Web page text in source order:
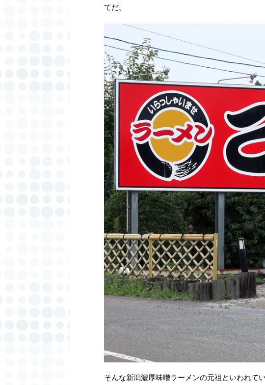
てだ。
そんな新潟濃厚味噌ラーメンの元祖といわれて